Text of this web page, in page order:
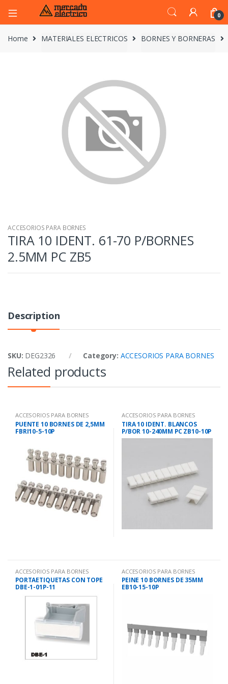
0
Home MATERIALES ELECTRICOS BORNES Y BORNERAS
ACCESORIOS PARA BORNES
TIRA 10 IDENT. 61-70 P/BORNES
2.5MM PC ZB5
Description
SKU: DEG2326 Category: ACCESORIOS PARA BORNES
Related products
ACCESORIOS PARA BORNES
PUENTE 10 BORNES DE 2,5MM
FBRI10-5-10P
ACCESORIOS PARA BORNES
TIRA 10 IDENT. BLANCOS
P/BOR 10-240MM PC ZB10-10P
ACCESORIOS PARA BORNES
PORTAETIQUETAS CON TOPE
DBE-1-01P-11
ACCESORIOS PARA BORNES
PEINE 10 BORNES DE 35MM
EB10-15-10P